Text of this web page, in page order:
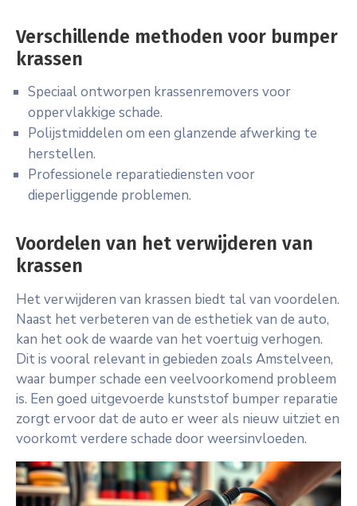
Verschillende methoden voor bumper
krassen
Speciaal ontworpen krassenremovers voor
oppervlakkige schade.
Polijstmiddelen om een glanzende afwerking te
herstellen.
Professionele reparatiediensten voor
dieperliggende problemen.
Voordelen van het verwijderen van
krassen
Het verwijderen van krassen biedt tal van voordelen.
Naast het verbeteren van de esthetiek van de auto,
kan het ook de waarde van het voertuig verhogen.
Dit is vooral relevant in gebieden zoals Amstelveen,
waar bumper schade een veelvoorkomend probleem
is. Een goed uitgevoerde kunststof bumper reparatie
zorgt ervoor dat de auto er weer als nieuw uitziet en
voorkomt verdere schade door weersinvloeden.